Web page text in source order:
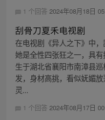
1 个回答 2024年08月18日
刮骨刀夏禾电视剧
在电视剧《异人之下》中，
她是全性四张狂之一，具
生于湖北省襄阳市南漳县
发，身材高挑，看似妩媚
灵...
1 个回答 2024年08月17日